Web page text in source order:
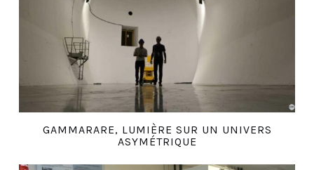
GAMMARARE, LUMIÈRE SUR UN UNIVERS
ASYMÉTRIQUE